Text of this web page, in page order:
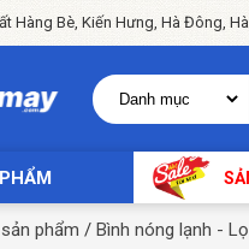
Hàng Bè, Kiến Hưng, Hà Đông,
phẩm / Bình nóng lạnh -